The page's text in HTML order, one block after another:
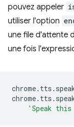
pouvez appeler
utiliser l'option
une file d'attente
une fois
chrome. tts .
chrome. tts .
'Speak